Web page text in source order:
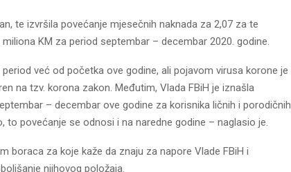
te izvršila povećanje mjesečnih naknada za 2,07 za te
KM za period septembar – decembar 2020. godine.
već od početka ove godine, ali pojavom virusa korone je
na tzv. korona zakon. Međutim, Vlada FBiH je iznašla
– decembar ove godine za korisnika ličnih i porodičnih
to povećanje se odnosi i na naredne godine – naglasio je.
boraca za koje kaže da znaju za napore Vlade FBiH i
njihovog položaja.